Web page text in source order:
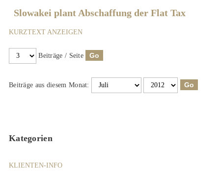
Slowakei plant Abschaffung der Flat Tax
KURZTEXT ANZEIGEN
Beiträge / Seite
Beiträge aus diesem Monat:
Kategorien
KLIENTEN-INFO